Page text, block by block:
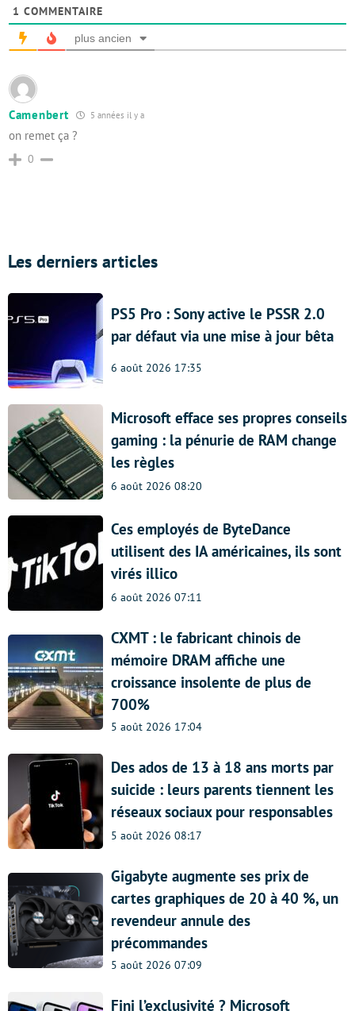
1 COMMENTAIRE
plus ancien
Camenbert 5 années il y a
on remet ça ?
0
Les derniers articles
PS5 Pro : Sony active le PSSR 2.0
par défaut via une mise à jour bêta
6 août 2026 17:35
Microsoft efface ses propres conseils
gaming : la pénurie de RAM change
les règles
6 août 2026 08:20
Ces employés de ByteDance
utilisent des IA américaines, ils sont
virés illico
6 août 2026 07:11
CXMT : le fabricant chinois de
mémoire DRAM affiche une
croissance insolente de plus de
700%
5 août 2026 17:04
Des ados de 13 à 18 ans morts par
suicide : leurs parents tiennent les
réseaux sociaux pour responsables
5 août 2026 08:17
Gigabyte augmente ses prix de
cartes graphiques de 20 à 40 %, un
revendeur annule des
précommandes
5 août 2026 07:09
Fini l’exclusivité ? Microsoft